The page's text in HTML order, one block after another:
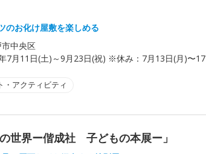
のお化け屋敷を楽しめる
中央区
7月11日(土)～9月23日(祝) ※休み：7月13日(月)〜17
・アクティビティ
世界ー偕成社 子どもの本展ー」